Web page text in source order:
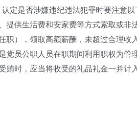
认定是否涉嫌违纪违法犯罪时要注意
提供生活费和安家费等方式索取或非
职），领取高额薪酬，未超过合理收
党员公职人员在职期间利用职权为管
贿时，应当将收受的礼品礼金一并计